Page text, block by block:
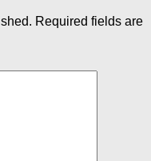
Required fields are